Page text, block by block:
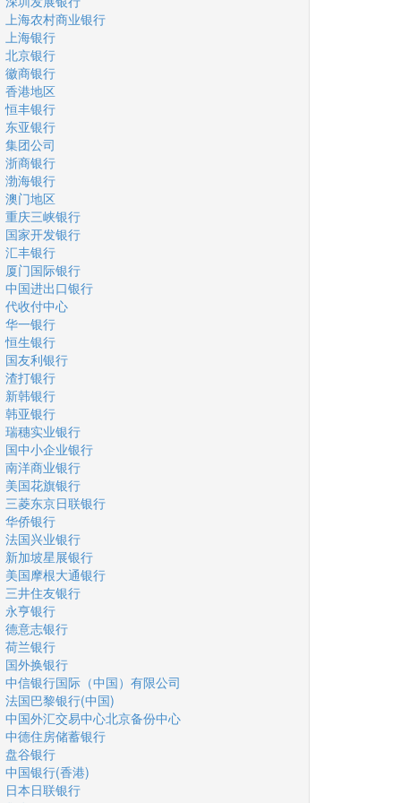
上海农村商业银行
上海银行
北京银行
徽商银行
香港地区
恒丰银行
东亚银行
集团公司
浙商银行
渤海银行
澳门地区
重庆三峡银行
国家开发银行
汇丰银行
厦门国际银行
中国进出口银行
代收付中心
华一银行
恒生银行
国友利银行
渣打银行
新韩银行
韩亚银行
瑞穗实业银行
国中小企业银行
南洋商业银行
美国花旗银行
三菱东京日联银行
华侨银行
法国兴业银行
新加坡星展银行
美国摩根大通银行
三井住友银行
永亨银行
德意志银行
荷兰银行
国外换银行
中信银行国际（中国）有限公司
法国巴黎银行(中国)
中国外汇交易中心北京备份中心
中德住房储蓄银行
盘谷银行
中国银行(香港)
日本日联银行